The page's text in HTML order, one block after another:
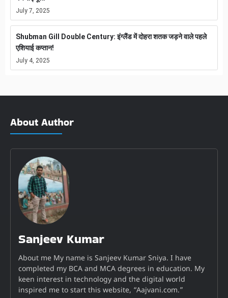
July 7, 2025
Shubman Gill Double Century: इंग्लैंड में दोहरा शतक जड़ने वाले पहले
एशियाई कप्तान!
July 4, 2025
About Author
Sanjeev Kumar
About me My name is Sanjeev Kumar Sniya. I have
completed my BCA and MCA degrees in education. My
keen interest in technology and the digital world
inspired me to start this website, “Aajvani.com.”